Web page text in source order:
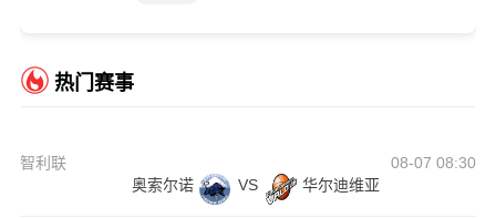
热门赛事
智利联
08-07 08:30
奥索尔诺
VS 华尔迪维亚